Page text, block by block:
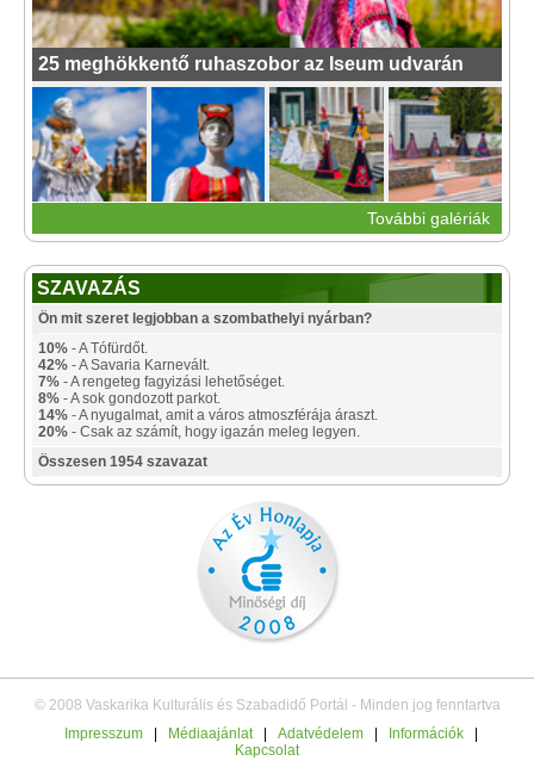
25 meghökkentő ruhaszobor az Iseum udvarán
További galériák
SZAVAZÁS
Ön mit szeret legjobban a szombathelyi nyárban?
10% - A Tófürdőt.
42% - A Savaria Karnevált.
7% - A rengeteg fagyizási lehetőséget.
8% - A sok gondozott parkot.
14% - A nyugalmat, amit a város atmoszférája áraszt.
20% - Csak az számít, hogy igazán meleg legyen.
Összesen 1954 szavazat
© 2008 Vaskarika Kulturális és Szabadidő Portál - Minden jog fenntartva
Impresszum
Médiaajánlat Adatvédelem Információk
Kapcsolat